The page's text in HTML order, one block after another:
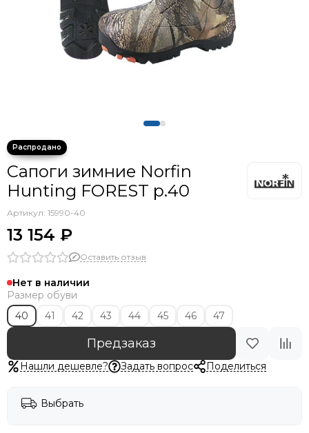
Сапоги зимние Norfin
Hunting FOREST р.40
Артикул: 15990-40
13 154 ₽
Оставить отзыв
Нет в наличии
Размер обуви
40
41 42 43 44 45 46 47
Предзаказ
Нашли дешевле? Задать вопрос Поделиться
Выбрать